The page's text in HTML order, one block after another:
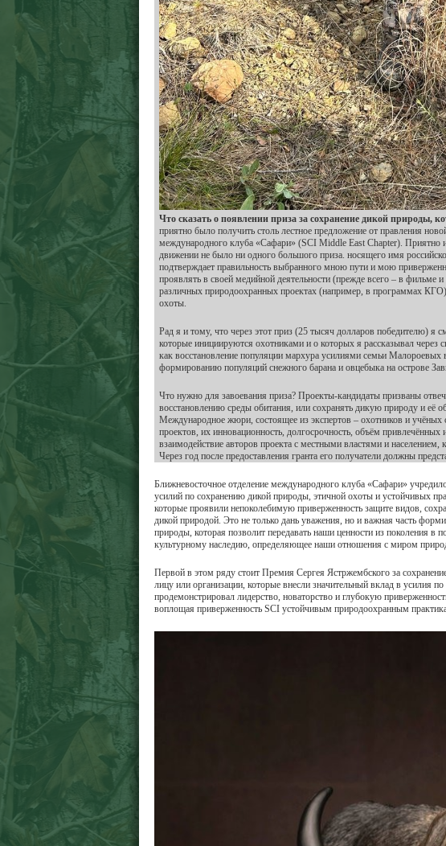
Что сказать о появлении приза за сохранение дикой природы,
приятно было получить столь лестное предложение от правления
международного клуба «Сафари» (SCI Middle East Chapter). Приятно
движении не было ни одного большого приза. носящего имя
подтверждает правильность выбранного мною пути и мою
проявлять в своей медийной деятельности (прежде всего – в
различных природоохранных проектах (например, в программах
охоты.
Рад я и тому, что через этот приз (25 тысяч долларов победителю)
которые инициируются охотниками и о которых я рассказывал
как восстановление популяции мархура усилиями семьи
формированию популяций снежного барана и овцебыка на острове
Что нужно для завоевания приза? Проекты-кандидаты призваны
восстановлению среды обитания, или сохранять дикую природу и её
Международное жюри, состоящее из экспертов – охотников и учёных
проектов, их инновационность, долгосрочность, объём
взаимодействие авторов проекта с местными властями и
Через год после предоставления гранта его получатели должны
Ближневосточное отделение международного клуба «Сафари»
усилий по сохранению дикой природы, этичной охоты и устойчивых
которые проявили непоколебимую приверженность защите видов,
дикой природой. Это не только дань уважения, но и важная часть
природы, которая позволит передавать наши ценности из поколения в
культурному наследию, определяющее наши отношения с миром
Первой в этом ряду стоит Премия Сергея Ястржембского за
лицу или организации, которые внесли значительный вклад в усилия
продемонстрировал лидерство, новаторство и глубокую
воплощая приверженность SCI устойчивым природоохранным